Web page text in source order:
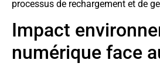
processus de rechargement et de
Impact
numérique face